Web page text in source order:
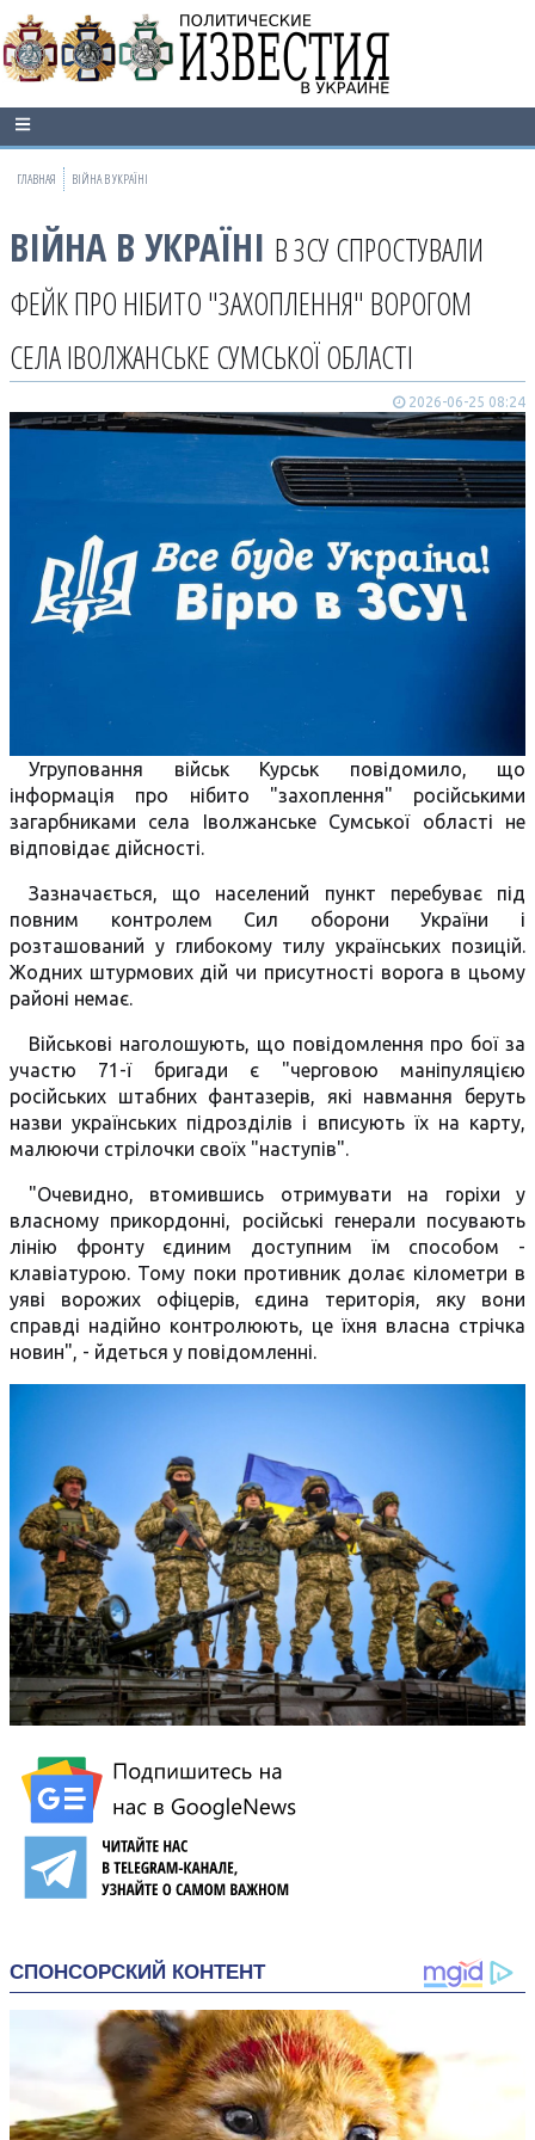
ГЛАВНАЯ ВІЙНА В УКРАЇНІ
ВІЙНА В УКРАЇНІ В ЗСУ СПРОСТУВАЛИ
ФЕЙК ПРО НІБИТО "ЗАХОПЛЕННЯ" ВОРОГОМ
СЕЛА ІВОЛЖАНСЬКЕ СУМСЬКОЇ ОБЛАСТІ
2026-06-25 08:24
Угруповання військ Курськ повідомило, що
інформація про нібито "захоплення" російськими
загарбниками села Іволжанське Сумської області не
відповідає дійсності.
Зазначається, що населений пункт перебуває під
повним контролем Сил оборони України і
розташований у глибокому тилу українських позицій.
Жодних штурмових дій чи присутності ворога в цьому
районі немає.
Військові наголошують, що повідомлення про бої за
участю 71-ї бригади є "черговою маніпуляцією
російських штабних фантазерів, які навмання беруть
назви українських підрозділів і вписують їх на карту,
малюючи стрілочки своїх "наступів".
"Очевидно, втомившись отримувати на горіхи у
власному прикордонні, російські генерали посувають
лінію фронту єдиним доступним їм способом -
клавіатурою. Тому поки противник долає кілометри в
уяві ворожих офіцерів, єдина територія, яку вони
справді надійно контролюють, це їхня власна стрічка
новин", - йдеться у повідомленні.